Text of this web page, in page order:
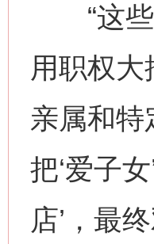
“这些
用职权大
亲属和
把‘爱子
店’，最